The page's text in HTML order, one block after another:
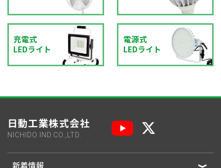
充電式
LEDライト
電源式
LEDライト
日動工業株式会社
NICHIDO IND.CO.,LTD.
新着情報